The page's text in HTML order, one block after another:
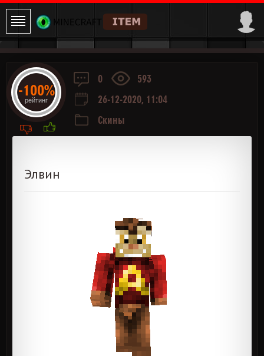
0
593
26-12-2020, 11:04
Скины
Элвин
-100%
рейтинг